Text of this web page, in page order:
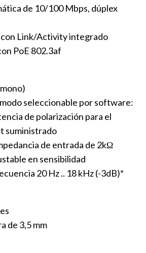
de 10/100 Mbps, dúplex
Link/Activity integrado
PoE 802.3af
seleccionable por software:
de polarización para el
suministrado
de entrada de 2kΩ
en sensibilidad
20 Hz .. 18 kHz (-3dB)*
de 3,5 mm